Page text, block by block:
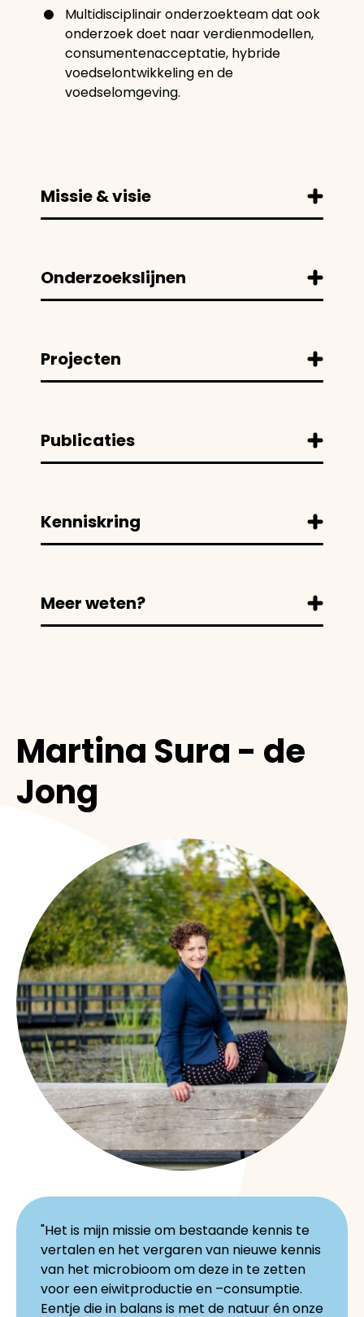
Multidisciplinair onderzoekteam dat ook
onderzoek doet naar verdienmodellen,
consumentenacceptatie, hybride
voedselontwikkeling en de
voedselomgeving.
Missie & visie
Onderzoekslijnen
Projecten
Publicaties
Kenniskring
Meer weten?
Martina Sura - de
Jong
"Het is mijn missie om bestaande kennis te
vertalen en het vergaren van nieuwe kennis
van het microbioom om deze in te zetten
voor een eiwitproductie en –consumptie.
Eentje die in balans is met de natuur én onze